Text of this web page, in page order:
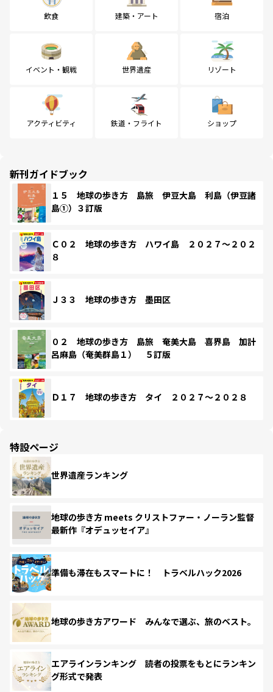
飲食 建築・アート 宿泊
イベント・観戦 世界遺産 リゾート
アクティビティ 鉄道・フライト ショップ
新刊ガイドブック
１５ 地球の歩き方 島旅 伊豆大島 利島（伊豆諸
島①）３訂版
Ｃ０２ 地球の歩き方 ハワイ島 ２０２７～２０２
８
Ｊ３３ 地球の歩き方 墨田区
０２ 地球の歩き方 島旅 奄美大島 喜界島 加計
呂麻島（奄美群島１） ５訂版
Ｄ１７ 地球の歩き方 タイ ２０２７～２０２８
特設ページ
世界遺産ランキング
地球の歩き方 meets クリストファー・ノーラン監督
最新作『オデュッセイア』
準備も滞在もスマートに！ トラベルハック2026
地球の歩き方アワード みんなで選ぶ、旅のベスト。
エアラインランキング 読者の投票をもとにランキン
グ形式で発表